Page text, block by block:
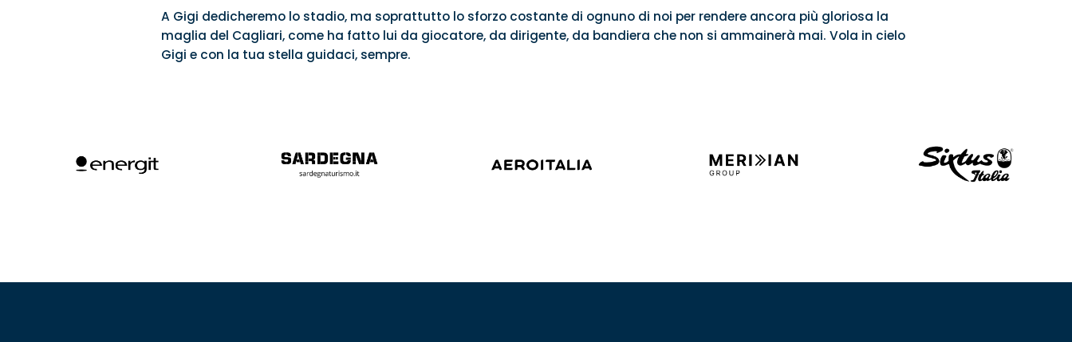
A Gigi dedicheremo lo stadio, ma soprattutto lo sforzo costante di ognuno di noi per rendere ancora più gloriosa la
maglia del Cagliari, come ha fatto lui da giocatore, da dirigente, da bandiera che non si ammainerà mai. Vola in cielo
Gigi e con la tua stella guidaci, sempre.